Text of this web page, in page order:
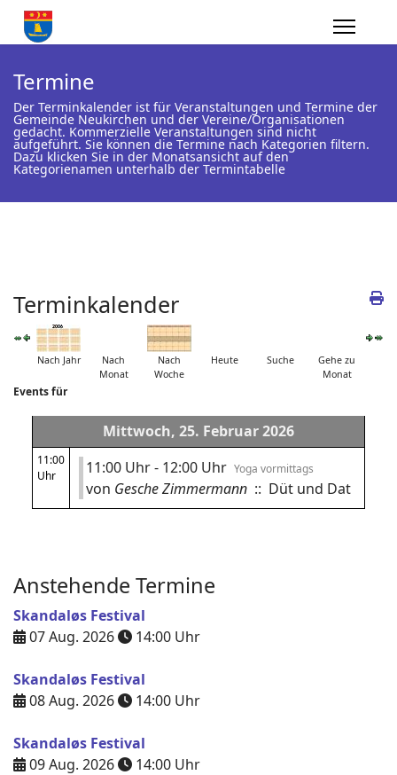
Termine
Der Terminkalender ist für Veranstaltungen und Termine der
Gemeinde Neukirchen und der Vereine/Organisationen
gedacht. Kommerzielle Veranstaltungen sind nicht
aufgeführt. Sie können die Termine nach Kategorien filtern.
Dazu klicken Sie in der Monatsansicht auf den
Kategorienamen unterhalb der Termintabelle
Terminkalender
Nach Jahr
Nach
Monat
Nach
Woche
Heute Suche
Gehe zu
Monat
Events für
Mittwoch, 25. Februar 2026
11:00
Uhr
11:00 Uhr - 12:00 Uhr Yoga vormittags
von Gesche Zimmermann :: Düt und Dat
Anstehende Termine
Skandaløs Festival
07 Aug. 2026
14:00 Uhr
Skandaløs Festival
08 Aug. 2026
14:00 Uhr
Skandaløs Festival
09 Aug. 2026
14:00 Uhr